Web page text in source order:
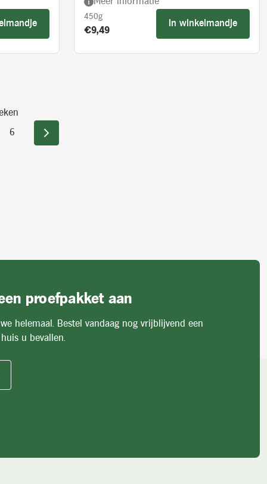
450g
Product prijs:
€9,49
In winkelmandje
6
proefpakket aan
helemaal. Bestel vandaag nog vrijblijvend een
u bevallen.